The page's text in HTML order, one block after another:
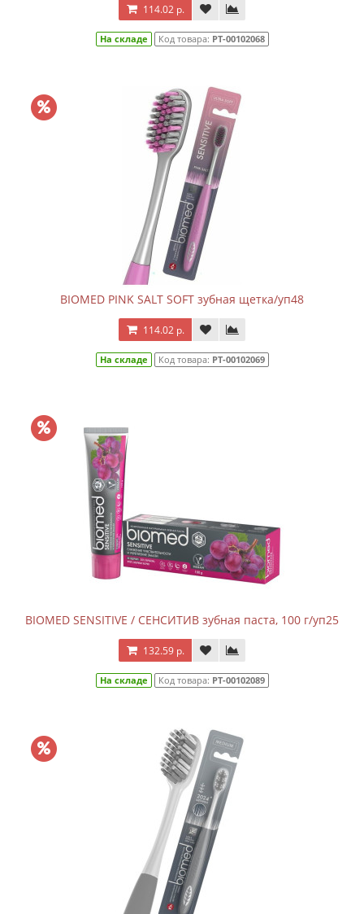
114.02 р.
На складе Код товара: РТ-00102068
BIOMED PINK SALT SOFT зубная щетка/уп48
114.02 р.
На складе Код товара: РТ-00102069
BIOMED SENSITIVE / СЕНСИТИВ зубная паста, 100 г/уп25
132.59 р.
На складе Код товара: РТ-00102089